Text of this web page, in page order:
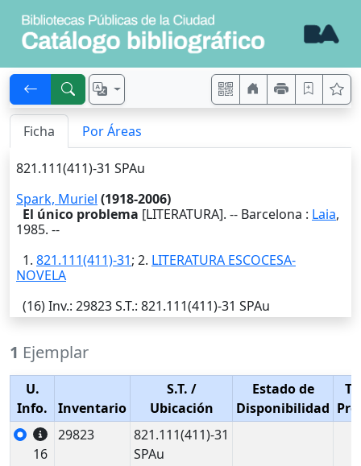
Ficha Por Áreas
821.111(411)-31 SPAu
Spark, Muriel (1918-2006)
El único problema [LITERATURA]. -- Barcelona : Laia,
1985. --
1. 821.111(411)-31; 2. LITERATURA ESCOCESA-
NOVELA
(16)Inv.: 29823S.T.: 821.111(411)-31 SPAu
1 Ejemplar
U.
Info.
Inventario
S.T. /
Ubicación
Estado de
Disponibilidad
16
29823
821.111(411)-31
SPAu